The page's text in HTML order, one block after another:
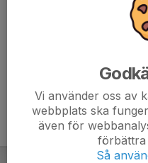
Vi använder oss av
webbplats ska
även för
förbättra
Så